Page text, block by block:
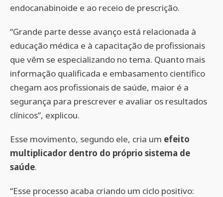
endocanabinoide e ao receio de prescrição.
“Grande parte desse avanço está relacionada à
educação médica e à capacitação de profissionais
que vêm se especializando no tema. Quanto mais
informação qualificada e embasamento científico
chegam aos profissionais de saúde, maior é a
segurança para prescrever e avaliar os resultados
clínicos”, explicou.
Esse movimento, segundo ele, cria um efeito
multiplicador dentro do próprio sistema de
saúde.
“Esse processo acaba criando um ciclo positivo: